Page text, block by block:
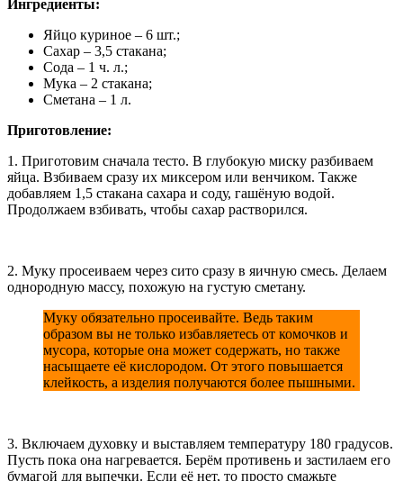
Ингредиенты:
Яйцо куриное – 6 шт.;
Сахар – 3,5 стакана;
Сода – 1 ч. л.;
Мука – 2 стакана;
Сметана – 1 л.
Приготовление:
1. Приготовим сначала тесто. В глубокую миску разбиваем
яйца. Взбиваем сразу их миксером или венчиком. Также
добавляем 1,5 стакана сахара и соду, гашёную водой.
Продолжаем взбивать, чтобы сахар растворился.
2. Муку просеиваем через сито сразу в яичную смесь. Делаем
однородную массу, похожую на густую сметану.
Муку обязательно просеивайте. Ведь таким
образом вы не только избавляетесь от комочков и
мусора, которые она может содержать, но также
насыщаете её кислородом. От этого повышается
клейкость, а изделия получаются более пышными.
3. Включаем духовку и выставляем температуру 180 градусов.
Пусть пока она нагревается. Берём противень и застилаем его
бумагой для выпечки. Если её нет, то просто смажьте